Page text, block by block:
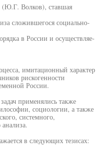
(Ю.Г. Волков), ставшая
сложившегося социально-
в России и осуществляе-
имитационный характер
рискогенности
России.
применялись также
социологии, а также
системного,
в следующих тезисах: